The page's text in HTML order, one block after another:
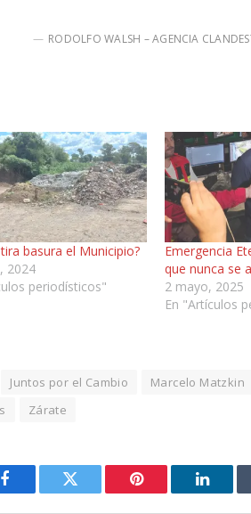
RODOLFO WALSH – AGENCIA
basura el Municipio?
2024
periodísticos"
Emergencia
que nunca se
2 mayo, 2025
En "Artículos
Juntos por el Cambio
Marcelo Matzkin
Zárate
Facebook Twitter Pinterest